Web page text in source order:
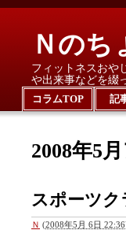
Ｎのち
フィットネスおや
や出来事などを綴
コラムTOP
記
2008年5
スポーツク
Ｎ (2008年5月 6日